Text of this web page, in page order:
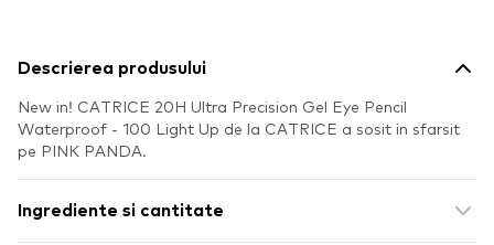
Descrierea produsului
New in! CATRICE 20H Ultra Precision Gel Eye Pencil
Waterproof - 100 Light Up de la CATRICE a sosit in sfarsit
pe PINK PANDA.
Ingrediente si cantitate